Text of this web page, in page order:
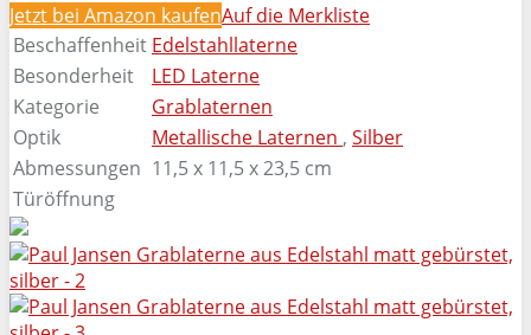
Jetzt bei Amazon kaufenAuf die Merkliste
Beschaffenheit Edelstahllaterne
Besonderheit
LED Laterne
Kategorie
Grablaternen
Optik
Metallische Laternen , Silber
Abmessungen 11,5 x 11,5 x 23,5 cm
Türöffnung